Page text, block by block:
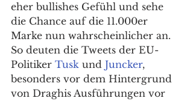
eher bullishes Gefühl und sehe
die Chance auf die 11.000er
Marke nun wahrscheinlicher an.
So deuten die Tweets der EU-
Politiker Tusk und Juncker,
besonders vor dem Hintergrund
von Draghis Ausführungen vor